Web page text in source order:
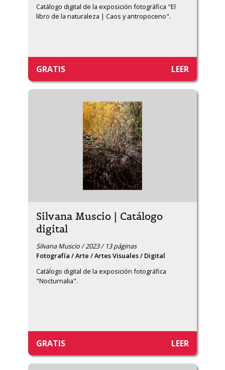
Catálogo digital de la exposición fotográfica "El
libro de la naturaleza | Caos y antropoceno".
GRATIS LEER
Silvana Muscio | Catálogo
digital
Silvana Muscio / 2023 / 13 páginas
Fotografía / Arte / Artes Visuales / Digital
Catálogo digital de la exposición fotográfica
"Nocturnalia".
GRATIS LEER